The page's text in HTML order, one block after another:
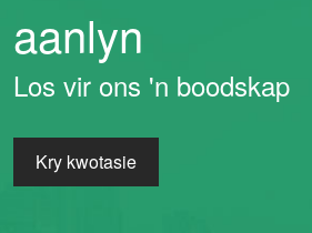
aanlyn
Los vir ons 'n boodskap
Kry kwotasie